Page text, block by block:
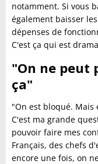
notamment. Si vous
également baisser
dépenses de
C'est ça qui est
"On ne peut
ça"
"On est bloqué. Mais
C'est ma grande
pouvoir faire mes
Français, des chefs
encore une fois, on